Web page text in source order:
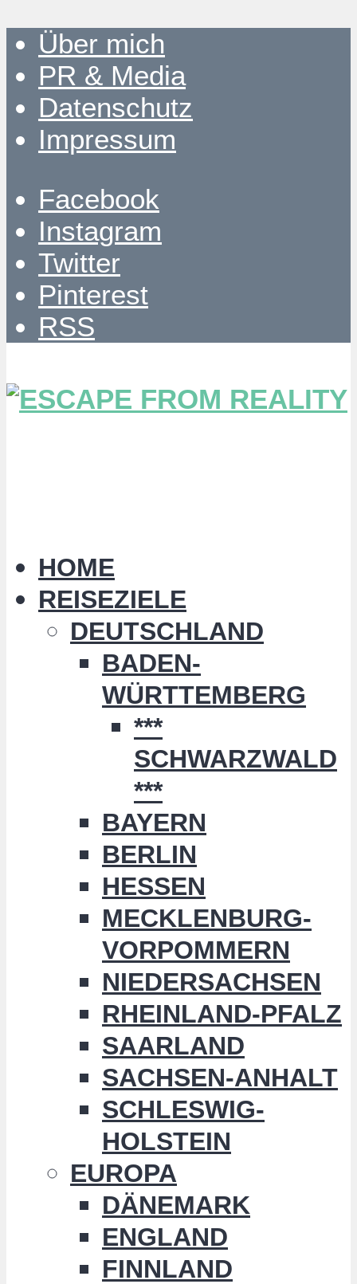
Über mich
PR & Media
Datenschutz
Impressum
Facebook
Instagram
Twitter
Pinterest
RSS
HOME
REISEZIELE
DEUTSCHLAND
BADEN-
WÜRTTEMBERG
***
SCHWARZWALD
***
BAYERN
BERLIN
HESSEN
MECKLENBURG-
VORPOMMERN
NIEDERSACHSEN
RHEINLAND-PFALZ
SAARLAND
SACHSEN-ANHALT
SCHLESWIG-
HOLSTEIN
EUROPA
DÄNEMARK
ENGLAND
FINNLAND